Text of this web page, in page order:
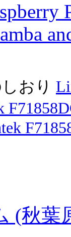
おり
(秋葉